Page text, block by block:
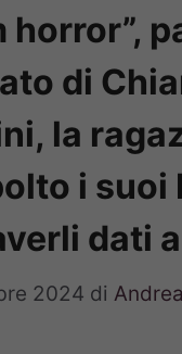
horror”,
di
la
i suoi
dati
2024 di